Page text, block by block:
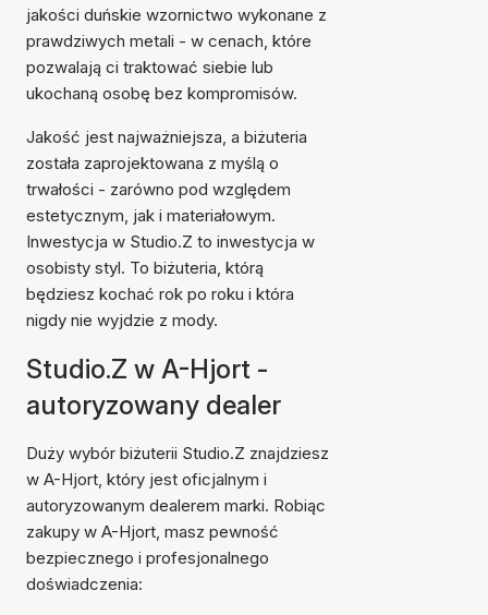
jakości duńskie wzornictwo wykonane z
prawdziwych metali - w cenach, które
pozwalają ci traktować siebie lub
ukochaną osobę bez kompromisów.
Jakość jest najważniejsza, a biżuteria
została zaprojektowana z myślą o
trwałości - zarówno pod względem
estetycznym, jak i materiałowym.
Inwestycja w Studio.Z to inwestycja w
osobisty styl. To biżuteria, którą
będziesz kochać rok po roku i która
nigdy nie wyjdzie z mody.
Studio.Z w A-Hjort -
autoryzowany dealer
Duży wybór biżuterii Studio.Z znajdziesz
w A-Hjort, który jest oficjalnym i
autoryzowanym dealerem marki. Robiąc
zakupy w A-Hjort, masz pewność
bezpiecznego i profesjonalnego
doświadczenia: